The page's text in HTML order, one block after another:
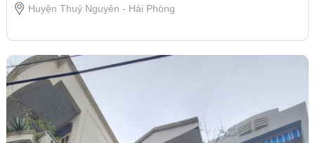
Huyện Thuỷ Nguyên - Hải Phòng